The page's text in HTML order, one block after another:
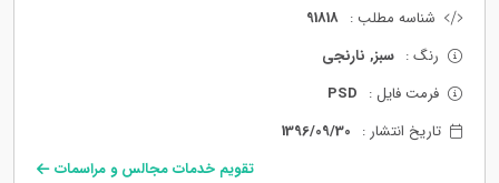
شناسه مطلب : 91818
رنگ : سبز, نارنجی
فرمت فایل : PSD
تاریخ انتشار : 1396/09/30
تقویم خدمات مجالس و مراسمات